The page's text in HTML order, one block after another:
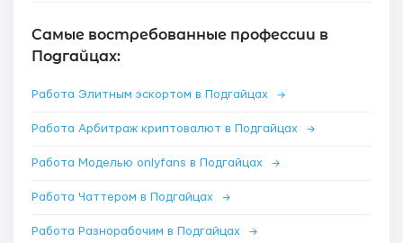
Самые востребованные профессии в
Подгайцах:
Работа Элитным эскортом в Подгайцах →
Работа Арбитраж криптовалют в Подгайцах →
Работа Моделью onlyfans в Подгайцах →
Работа Чаттером в Подгайцах →
Работа Разнорабочим в Подгайцах →